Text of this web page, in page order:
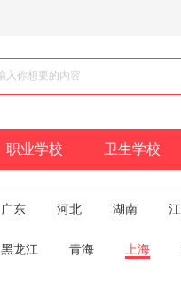
职业学校 卫生学校
广东 河北 湖南
黑龙江 青海 上海